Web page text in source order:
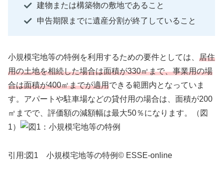
建物または構築物の敷地であること
申告期限までに遺産分割が終了していること
小規模宅地等の特例を利用するための要件としては、 居住
用の土地を相続した場合は面積が330㎡まで、事業用の場
合は面積が400㎡までが適用できる範囲内となっていま
す。アパートや駐車場などの貸付用の場合は、面積が200
㎡までで、評価額の減額幅は最大50％になります。（図
1）
引用:図1 小規模宅地等の特例© ESSE-online